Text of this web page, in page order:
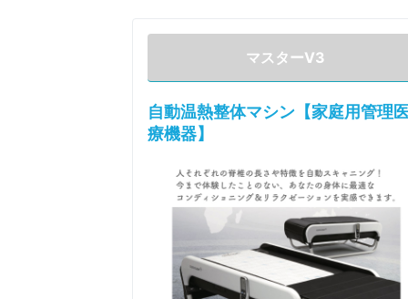
マスターV3
自動温熱整体マシン【家庭用管理
療機器】